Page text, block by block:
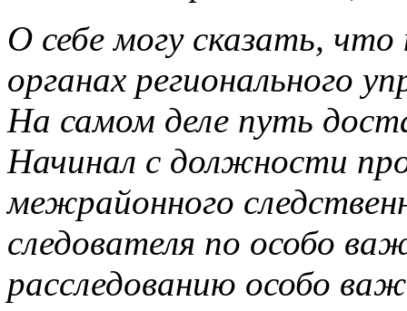
О себе могу сказать,
органах регионального
На самом деле путь
Начинал с должности
межрайонного
следователя по особо
расследованию особо